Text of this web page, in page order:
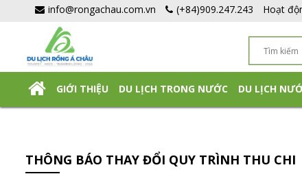
info@rongachau.com.vn (+84)909.247.243 Hoạt
GIỚI THIỆU DU LỊCH TRONG NƯỚC DU LỊCH
THÔNG BÁO THAY ĐỔI QUY TRÌNH THU CHI